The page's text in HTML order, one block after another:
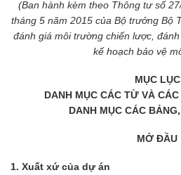
(Ban hành kèm theo Thông tư số
tháng 5 năm 2015 của Bộ trưởng Bộ
đánh giá môi trường chiến lược,
kế hoạch bảo vệ
MỤC LỤC
DANH MỤC CÁC TỪ VÀ
DANH MỤC CÁC
MỞ ĐẦU
1. Xuất xứ của dự án